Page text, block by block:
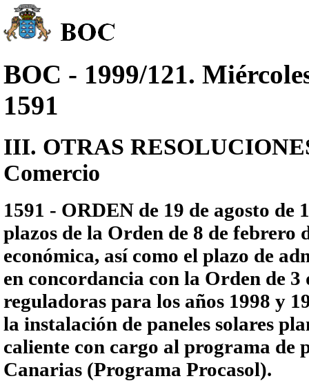
BOC - 1999/121.
1591
III. OTRAS
Comercio
1591 - ORDEN de 19 de agosto
plazos de la Orden de 8 de febrero
económica, así como el plazo de
en concordancia con la Orden de 3
reguladoras para los años 1998 y
la instalación de paneles solares
caliente con cargo al programa de
Canarias (Programa Procasol).